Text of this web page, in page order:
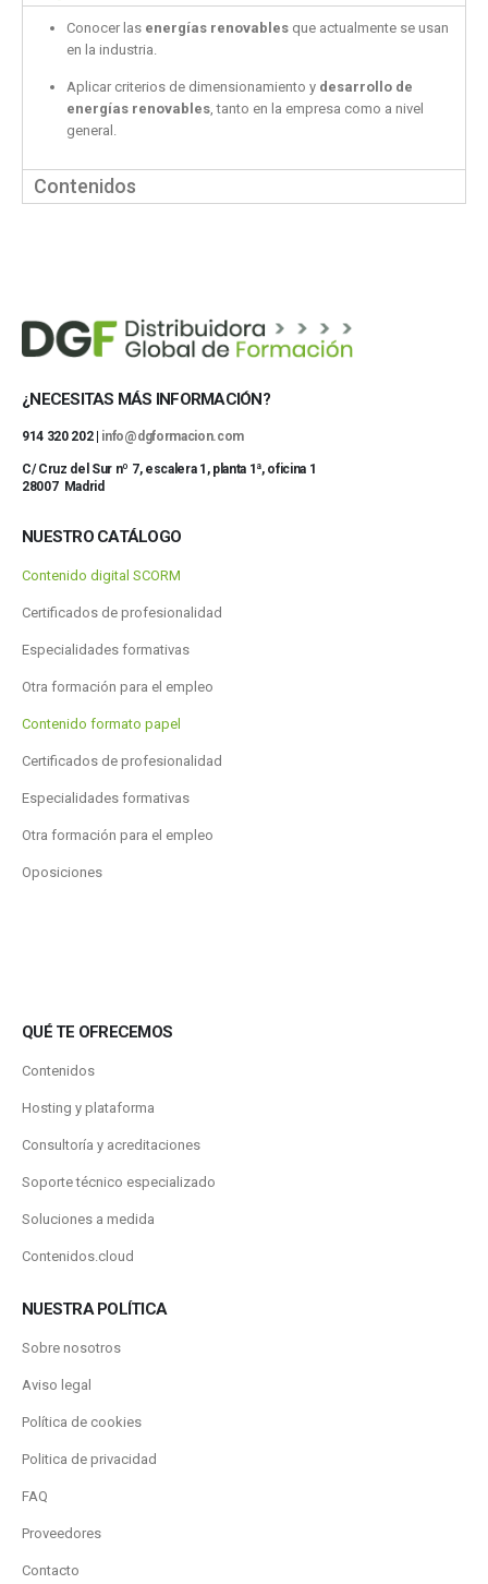
Conocer las energías renovablesque actualmente se usan
en la industria.
Aplicar criterios de dimensionamiento y desarrollo de
energías renovables, tanto en la empresa como a nivel
general.
Contenidos
¿NECESITAS MÁS INFORMACIÓN?
914 320 202 | info@dgformacion.com
C/ Cruz del Sur nº 7, escalera 1, planta 1ª, oficina 1
28007 Madrid
NUESTRO CATÁLOGO
Contenido digital SCORM
Certificados de profesionalidad
Especialidades formativas
Otra formación para el empleo
Contenido formato papel
Certificados de profesionalidad
Especialidades formativas
Otra formación para el empleo
Oposiciones
QUÉ TE OFRECEMOS
Contenidos
Hosting y plataforma
Consultoría y acreditaciones
Soporte técnico especializado
Soluciones a medida
Contenidos.cloud
NUESTRA POLÍTICA
Sobre nosotros
Aviso legal
Política de cookies
Politica de privacidad
FAQ
Proveedores
Contacto